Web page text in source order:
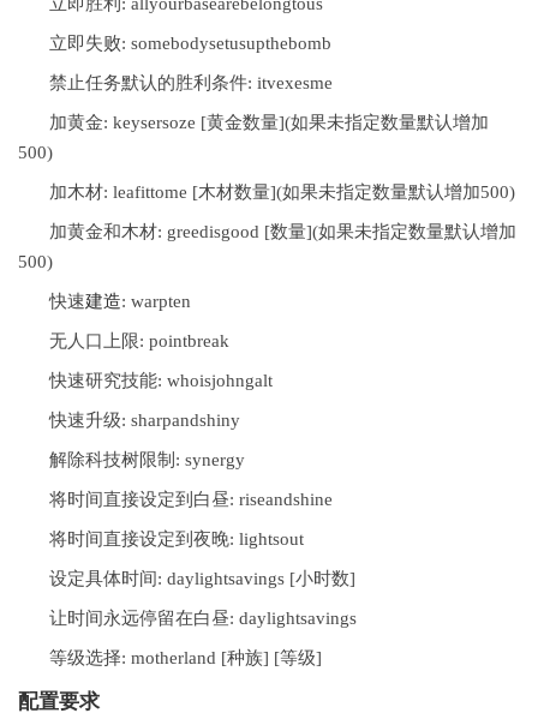
立即胜利: allyourbasearebelongtous
立即失败: somebodysetusupthebomb
禁止任务默认的胜利条件: itvexesme
加黄金: keysersoze [黄金数量](如果未指定数量默认增加
500)
加木材: leafittome [木材数量](如果未指定数量默认增加500)
加黄金和木材: greedisgood [数量](如果未指定数量默认增加
500)
快速建造: warpten
无人口上限: pointbreak
快速研究技能: whoisjohngalt
快速升级: sharpandshiny
解除科技树限制: synergy
将时间直接设定到白昼: riseandshine
将时间直接设定到夜晚: lightsout
设定具体时间: daylightsavings [小时数]
让时间永远停留在白昼: daylightsavings
等级选择: motherland [种族] [等级]
配置要求